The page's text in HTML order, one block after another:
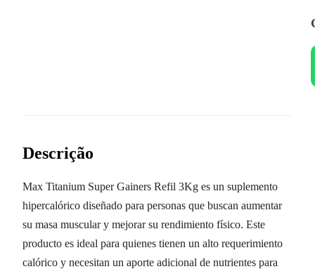
Descrição
Max Titanium Super Gainers Refil 3Kg es un suplemento
hipercalórico diseñado para personas que buscan aumentar
su masa muscular y mejorar su rendimiento físico. Este
producto es ideal para quienes tienen un alto requerimiento
calórico y necesitan un aporte adicional de nutrientes para